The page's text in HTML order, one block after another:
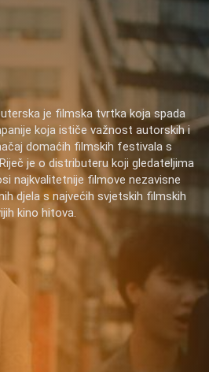
je filmska tvrtka koja spada
koja ističe važnost autorskih i
domaćih filmskih festivala s
je o distributeru koji gledateljima
najkvalitetnije filmove nezavisne
djela s najvećih svjetskih filmskih
kino hitova.